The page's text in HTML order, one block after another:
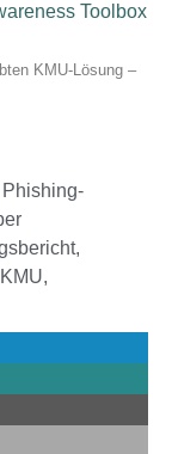
Toolbox
KMU-Lösung –
Phishing-
,
,